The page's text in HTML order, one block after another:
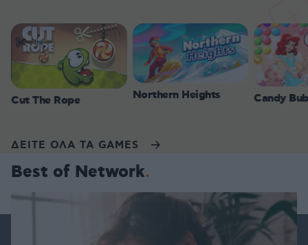
Cut The Rope Northern Heights Candy
ΔΕΙΤΕ ΟΛΑ ΤΑ GAMES
Best of Network